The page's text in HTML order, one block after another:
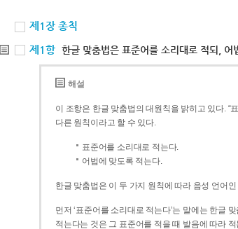
제1장 총칙
제1항 한글 맞춤법은 표준어를 소리대로 적되, 어
해설
이 조항은 한글 맞춤법의 대원칙을 밝히고 있다. “
다른 원칙이라고 할 수 있다.
표준어를 소리대로 적는다.
어법에 맞도록 적는다.
한글 맞춤법은 이 두 가지 원칙에 따라 음성 언어
먼저 ‘표준어를 소리대로 적는다’는 말에는 한글
적는다는 것은 그 표준어를 적을 때 발음에 따라 적는다는 뜻이다. 이를테면 [나무]라고 소리